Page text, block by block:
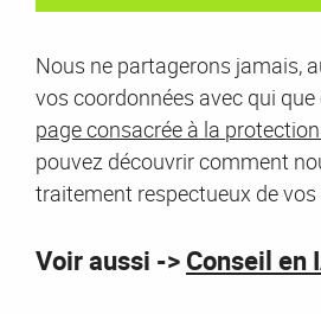
Nous ne partagerons jamais,
vos coordonnées avec qui
page consacrée à la
pouvez découvrir comment
traitement respectueux de vos
Voir aussi -> Conseil en